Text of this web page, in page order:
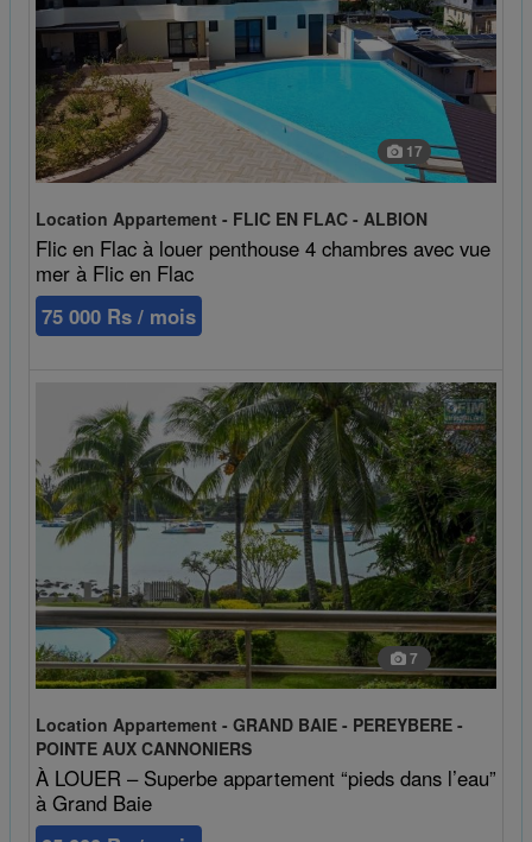
17
Location Appartement - FLIC EN FLAC - ALBION
Flic en Flac à louer penthouse 4 chambres avec vue
mer à Flic en Flac
75 000 Rs / mois
7
Location Appartement - GRAND BAIE - PEREYBERE -
POINTE AUX CANNONIERS
À LOUER – Superbe appartement “pieds dans l’eau”
à Grand Baie